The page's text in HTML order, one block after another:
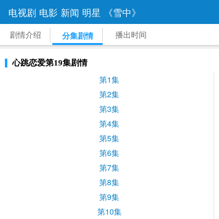
电视剧 电影 新闻 明星 《雪中》
剧情介绍 分集剧情 播出时间
心跳恋爱第19集剧情
第1集
第2集
第3集
第4集
第5集
第6集
第7集
第8集
第9集
第10集